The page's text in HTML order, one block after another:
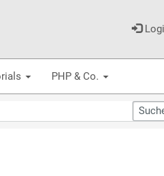
PHP & Co.